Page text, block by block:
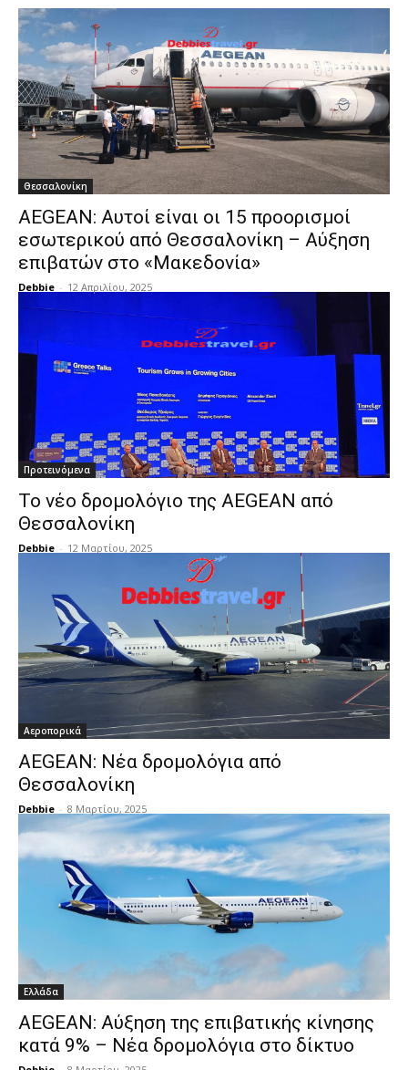
Θεσσαλονίκη
AEGEAN: Αυτοί είναι οι 15 προορισμοί
εσωτερικού από Θεσσαλονίκη – Αύξηση
επιβατών στο «Μακεδονία»
Debbie - 12 Απριλίου, 2025
Προτεινόμενα
Το νέο δρομολόγιο της AEGEAN από
Θεσσαλονίκη
Debbie - 12 Μαρτίου, 2025
Αεροπορικά
AEGEAN: Νέα δρομολόγια από
Θεσσαλονίκη
Debbie - 8 Μαρτίου, 2025
Ελλάδα
AEGEAN: Αύξηση της επιβατικής κίνησης
κατά 9% – Νέα δρομολόγια στο δίκτυο